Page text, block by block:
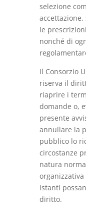
selezione
le
nonché di
Il Consorzio
riserva il
riaprire i
domande o,
presente
annullare la
pubblico lo
circostanze
natura
istanti
diritto.